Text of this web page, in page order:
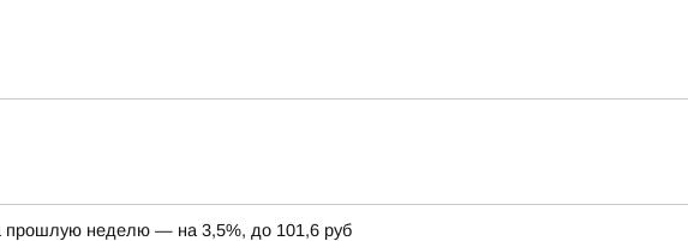
прошлую неделю — на 3,5%, до 101,6 руб